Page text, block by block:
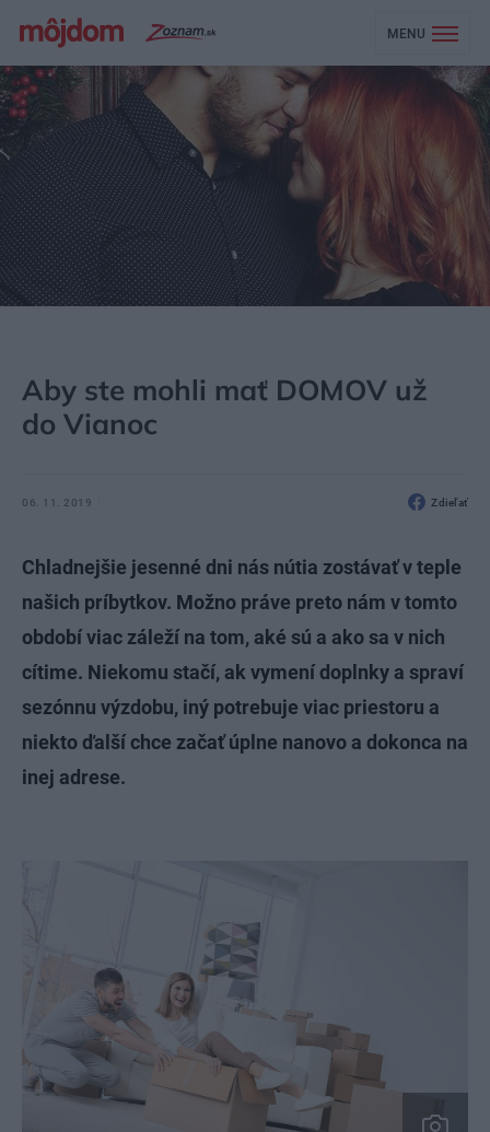
MENU
Aby ste mohli mať DOMOV už
do Vianoc
06. 11. 2019 Zdieľať
Chladnejšie jesenné dni nás nútia zostávať v teple
našich príbytkov. Možno práve preto nám v tomto
období viac záleží na tom, aké sú a ako sa v nich
cítime. Niekomu stačí, ak vymení doplnky a spraví
sezónnu výzdobu, iný potrebuje viac priestoru a
niekto ďalší chce začať úplne nanovo a dokonca na
inej adrese.